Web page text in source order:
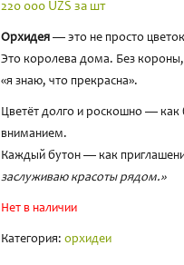
220 000 UZS за шт
Орхидея — это не просто
Это королева дома. Без
«я знаю, что прекрасна».
Цветёт долго и роскошно — как
вниманием.
Каждый бутон — как
заслуживаю красоты рядом.»
Нет в наличии
Категория: орхидеи